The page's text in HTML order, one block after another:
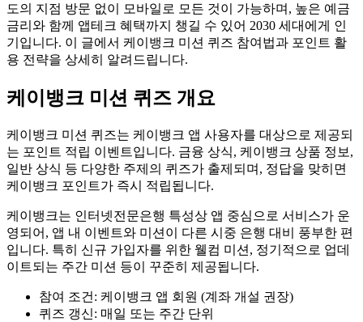
도의 지점 방문 없이 모바일로 모든 것이 가능하며, 높은 예금
금리와 함께 앱테크 혜택까지 챙길 수 있어 2030 세대에게 인
기입니다. 이 글에서 케이뱅크 미션 퀴즈 참여법과 포인트 활
용 전략을 상세히 알려드립니다.
케이뱅크 미션 퀴즈 개요
케이뱅크 미션 퀴즈는 케이뱅크 앱 사용자를 대상으로 제공되
는 포인트 적립 이벤트입니다. 금융 상식, 케이뱅크 상품 정보,
일반 상식 등 다양한 주제의 퀴즈가 출제되며, 정답을 맞히면
케이뱅크 포인트가 즉시 적립됩니다.
케이뱅크는 인터넷전문은행 특성상 앱 중심으로 서비스가 운
영되어, 앱 내 이벤트와 미션이 다른 시중 은행 대비 풍부한 편
입니다. 특히 신규 가입자를 위한 웰컴 미션, 정기적으로 업데
이트되는 주간 미션 등이 꾸준히 제공됩니다.
참여 조건: 케이뱅크 앱 회원 (계좌 개설 권장)
퀴즈 갱신: 매일 또는 주간 단위